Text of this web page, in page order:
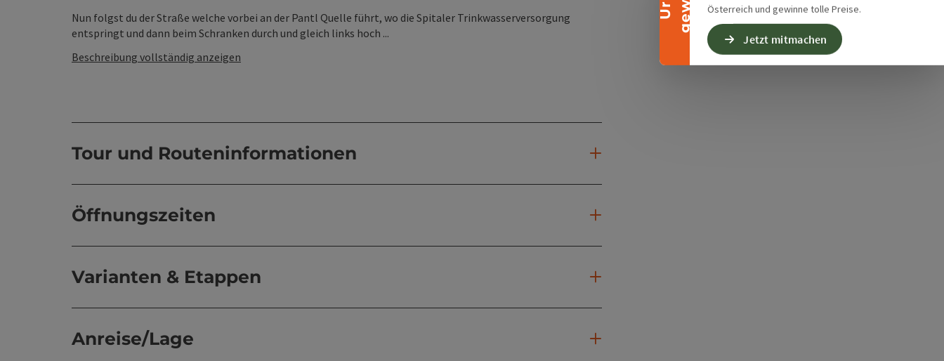
Österreich und gewinne tolle Preise.
Jetzt mitmachen
Nun folgst du der Straße welche vorbei an der Pantl Quelle führt, wo die Spitaler Trinkwasserversorgung
entspringt und dann beim Schranken durch und gleich links hoch ...
Beschreibung vollständig anzeigen
Tour und Routeninformationen
Öffnungszeiten
Varianten & Etappen
Anreise/Lage